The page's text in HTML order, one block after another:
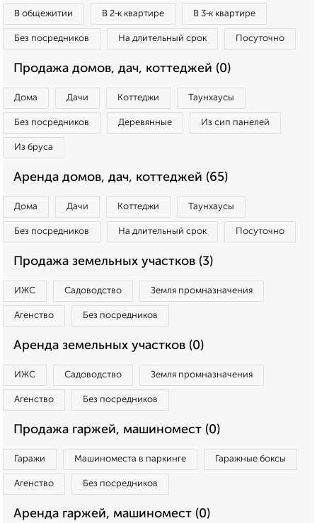
В общежитии В 2‑к квартире В 3‑к квартире
Без посредников На длительный срок Посуточно
Продажа домов, дач, коттеджей (0)
Дома Дачи Коттеджи Таунхаусы
Без посредников Деревянные Из сип панелей
Из бруса
Аренда домов, дач, коттеджей (65)
Дома Дачи Коттеджи Таунхаусы
Без посредников На длительный срок Посуточно
Продажа земельных участков (3)
ИЖС Садоводство Земля промназначения
Агенство Без посредников
Аренда земельных участков (0)
ИЖС Садоводство Земля промназначения
Агенство Без посредников
Продажа гаржей, машиномест (0)
Гаражи Машиноместа в паркинге Гаражные боксы
Агенство Без посредников
Аренда гаржей, машиномест (0)